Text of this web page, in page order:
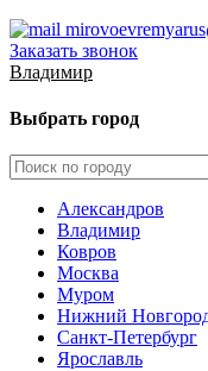
Заказать звонок
Владимир
Выбрать город
Александров
Владимир
Ковров
Москва
Муром
Нижний
Санкт-Петербург
Ярославль